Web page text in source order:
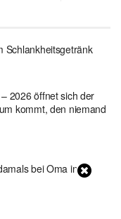
Schlankheitsgetränk
2026 öffnet sich der
kommt, den niemand
bei Oma in 1